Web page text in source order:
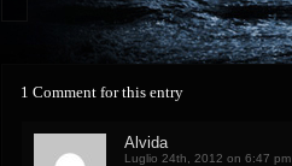
1 Comment for this entry
Alvida
Luglio 24th, 2012 on 6:47 pm